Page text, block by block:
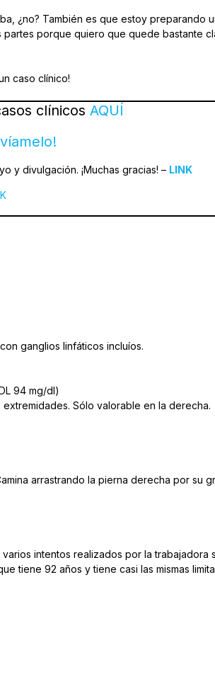
¿no? También es que estoy
porque quiero que quede bastante
caso clínico!
clínicos AQUÍ
y divulgación. ¡Muchas gracias! – LINK
ganglios linfáticos incluíos.
94 mg/dl)
Sólo valorable en la derecha.
arrastrando la pierna derecha por su
intentos realizados por la trabajadora
tiene 92 años y tiene casi las mismas